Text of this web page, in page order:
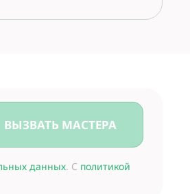
ВЫЗВАТЬ МАСТЕРА
данных. С политикой